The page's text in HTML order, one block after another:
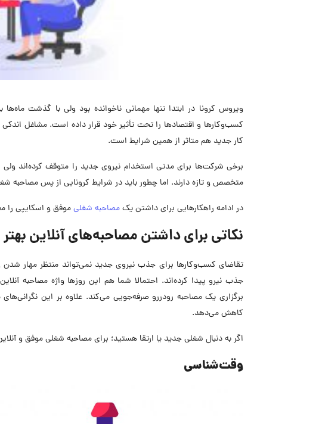
ویروس کرونا در ابتدا تنها مهمانی ناخوانده بود ولی با گذشت
کسب‌وکارها و اقتصادها را تحت تأثیر خود قرار داده است. مشاغل
کار جدید هم متاثر از همین شرایط است.
برخی شرکت‌ها برای مدتی استخدام نیروی جدید را متوقف کرده‌اند ولی
متخصص و تازه دارند. اما چطور باید در شرایط کرونایی از پس مصاحبه
در ادامه راهکارهایی برای داشتن یکمصاحبه شغلیموفق و اسکایپی را
نکاتی برای داشتن مصاحبه‌های آنلاین بهتر
تقاضای کسب‌وکارها برای جذب نیروی جدید نمی‌تواند منتظر مهار
جذب نیرو پیدا کرده‌اند. احتمالا شما هم این روزها واژه مصاحبه
برگزاری یک مصاحبه رودررو صرفه‌جویی می‌کند. علاوه بر این
کاهش می‌دهد.
اگر به دنبال شغلی جدید یا ارتقا هستید؛ برای مصاحبه شغلی موفق و
وقت‌شناسی